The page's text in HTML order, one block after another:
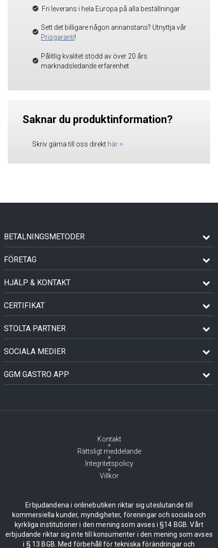
Fri leverans i hela Europa på alla beställningar
Sett det billigare någon annanstans? Utnyttja vår
Prisgaranti!
Pålitlig kvalitet stödd av över 20 års
marknadsledande erfarenhet
Saknar du produktinformation?
Skriv gärna till oss direkt här >
BETALNINGSMETODER
FÖRETAG
HJÄLP & KONTAKT
CERTIFIKAT
STOLTA PARTNER
SOCIALA MEDIER
GGM GASTRO APP
Kontakt
Rättsligt meddelande
Integritetspolicy
Villkor
Erbjudandena i onlinebutiken riktar sig uteslutande till
kommersiella kunder, myndigheter, föreningar och sociala och
kyrkliga institutioner i den mening som avses i §14 BGB. Vårt
erbjudande riktar sig inte till konsumenter i den mening som avses
i § 13 BGB. Med förbehåll för tekniska förändringar och